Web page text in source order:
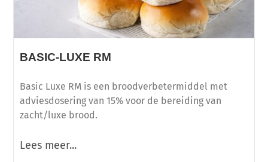
BASIC-LUXE RM
Basic Luxe RM is een broodverbetermiddel met
adviesdosering van 15% voor de bereiding van
zacht/luxe brood.
Lees meer...